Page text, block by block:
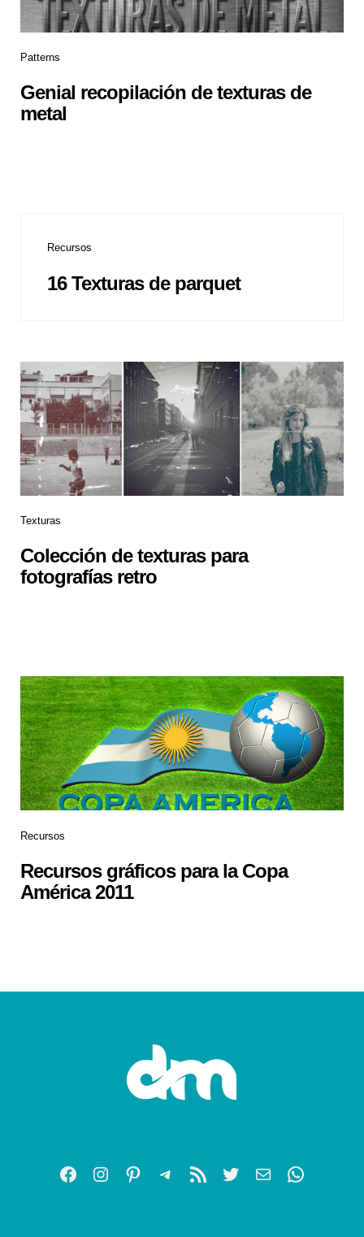
Patterns
Genial recopilación de texturas de
metal
Recursos
16 Texturas de parquet
Texturas
Colección de texturas para
fotografías retro
Recursos
Recursos gráficos para la Copa
América 2011